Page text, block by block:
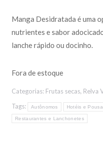
Manga Desidratada é uma
nutrientes e sabor
lanche rápido ou docinho.
Fora de estoque
Categorias: Frutas secas, Relva
Tags:
Autônomos Hotéis e
Restaurantes e Lanchonetes